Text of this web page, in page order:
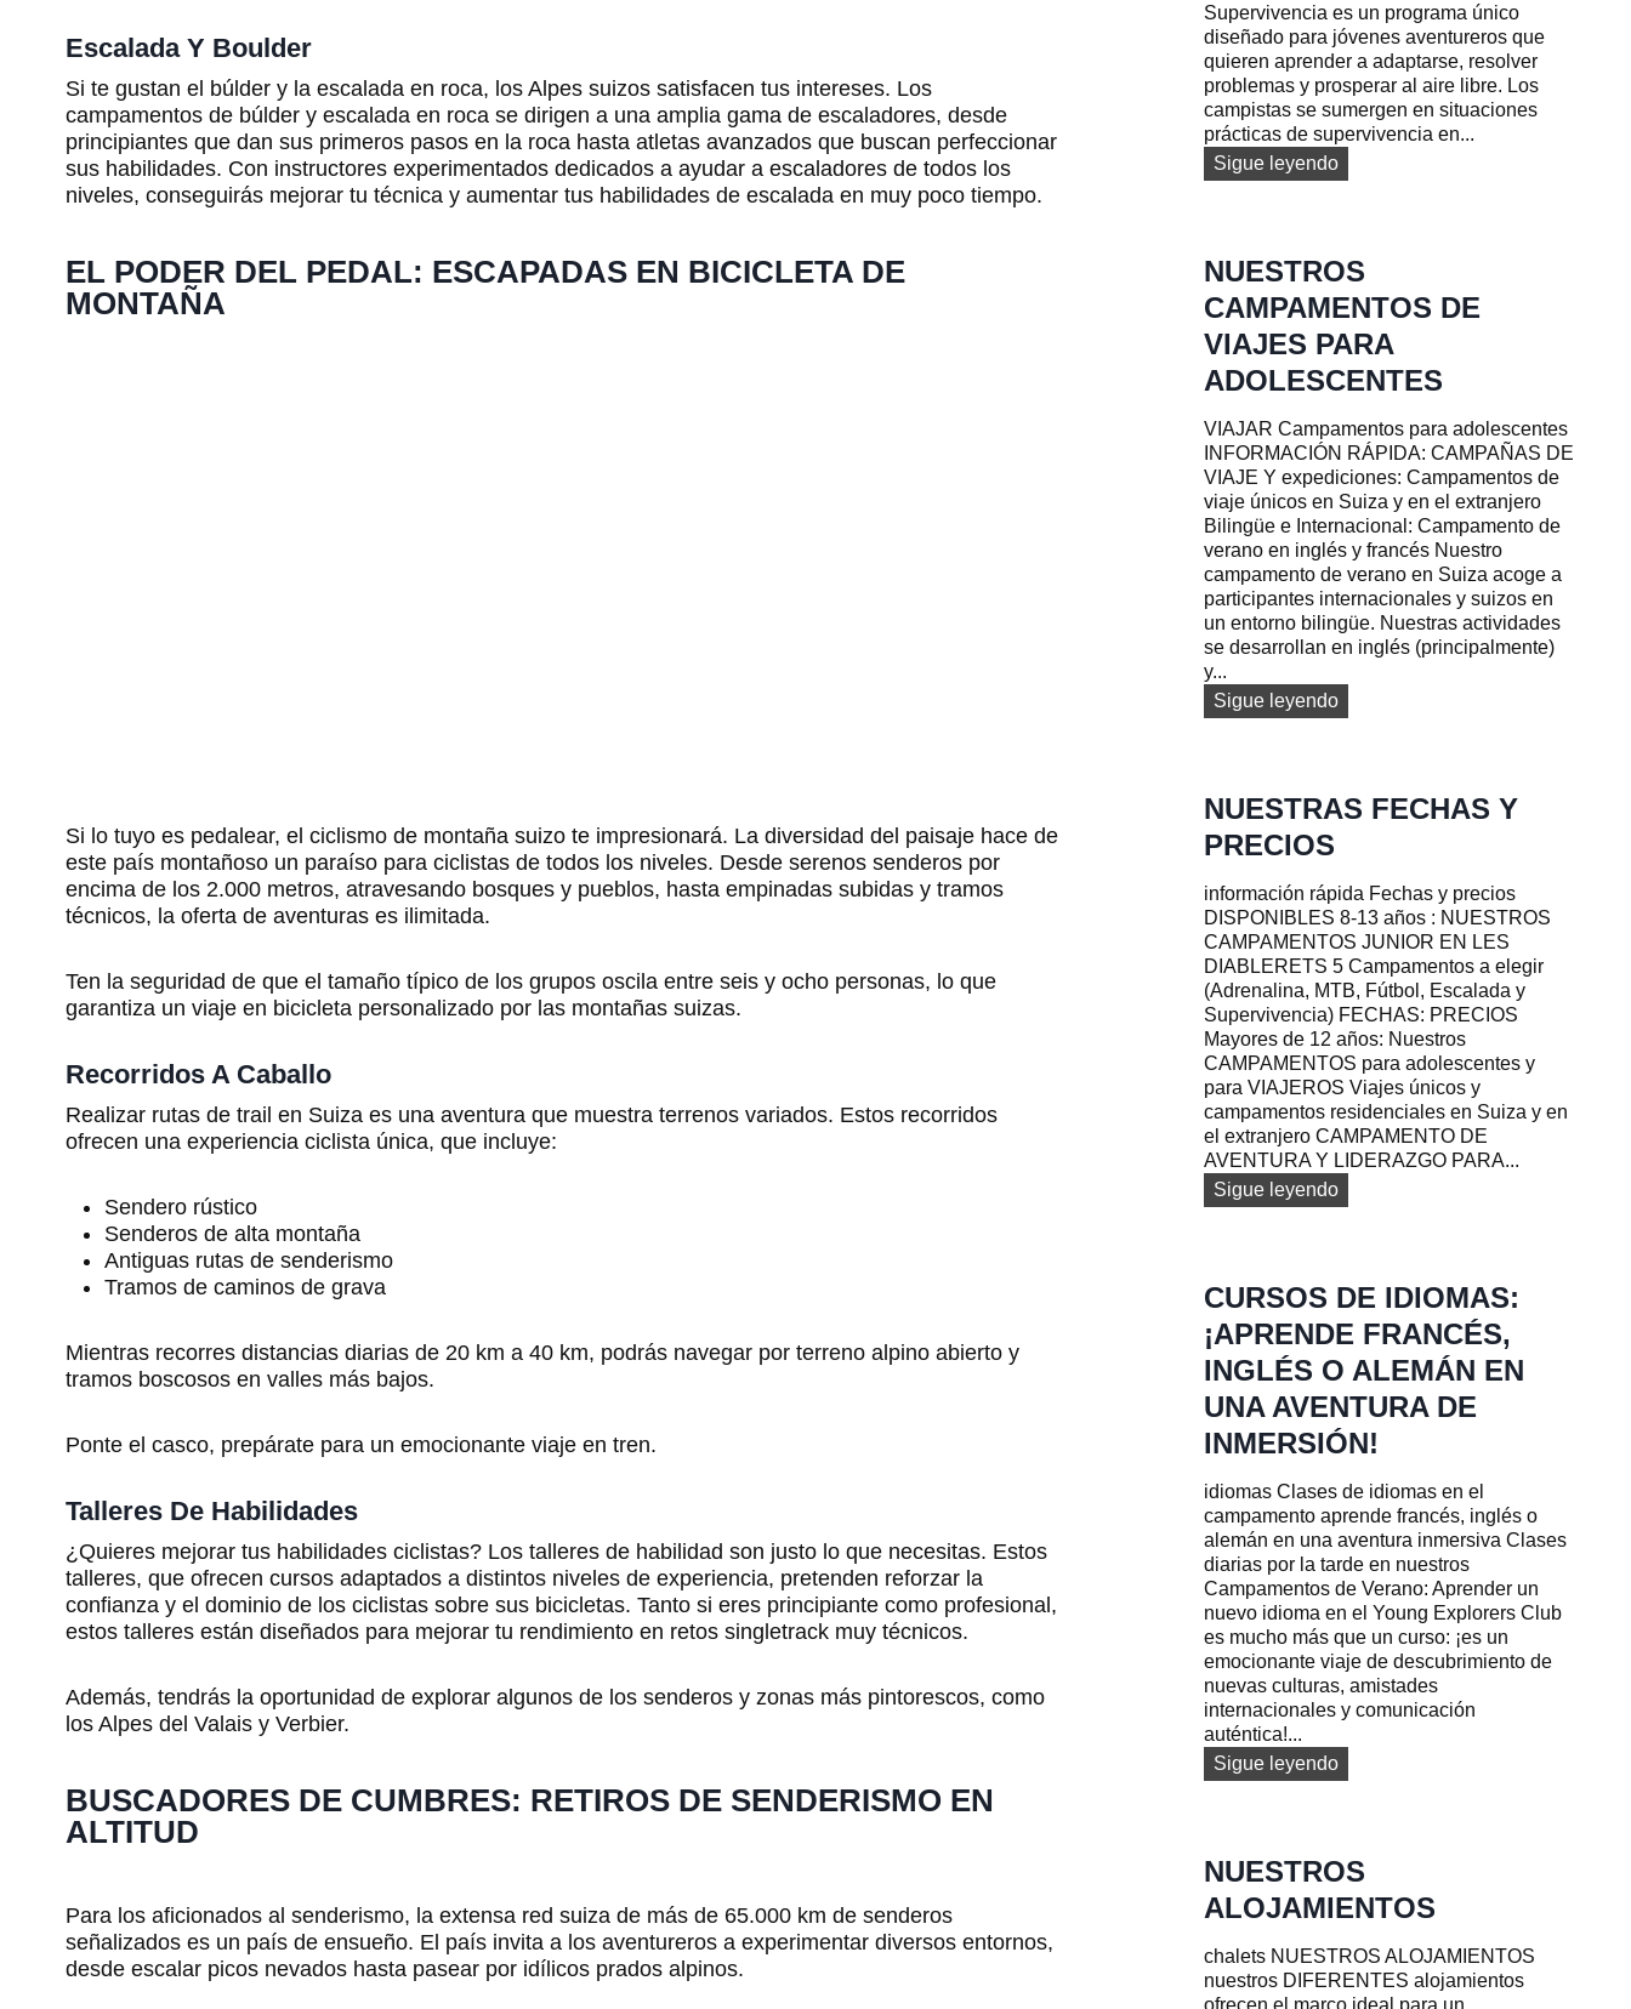
Escalada Y Boulder
Si te gustan el búlder y la escalada en roca, los Alpes suizos satisfacen tus intereses. Los
campamentos de búlder y escalada en roca se dirigen a una amplia gama de escaladores, desde
principiantes que dan sus primeros pasos en la roca hasta atletas avanzados que buscan perfeccionar
sus habilidades. Con instructores experimentados dedicados a ayudar a escaladores de todos los
niveles, conseguirás mejorar tu técnica y aumentar tus habilidades de escalada en muy poco tiempo.
EL PODER DEL PEDAL: ESCAPADAS EN BICICLETA DE
MONTAÑA
Si lo tuyo es pedalear, el ciclismo de montaña suizo te impresionará. La diversidad del paisaje hace de
este país montañoso un paraíso para ciclistas de todos los niveles. Desde serenos senderos por
encima de los 2.000 metros, atravesando bosques y pueblos, hasta empinadas subidas y tramos
técnicos, la oferta de aventuras es ilimitada.
Ten la seguridad de que el tamaño típico de los grupos oscila entre seis y ocho personas, lo que
garantiza un viaje en bicicleta personalizado por las montañas suizas.
Recorridos A Caballo
Realizar rutas de trail en Suiza es una aventura que muestra terrenos variados. Estos recorridos
ofrecen una experiencia ciclista única, que incluye:
Sendero rústico
Senderos de alta montaña
Antiguas rutas de senderismo
Tramos de caminos de grava
Mientras recorres distancias diarias de 20 km a 40 km, podrás navegar por terreno alpino abierto y
tramos boscosos en valles más bajos.
Ponte el casco, prepárate para un emocionante viaje en tren.
Talleres De Habilidades
¿Quieres mejorar tus habilidades ciclistas? Los talleres de habilidad son justo lo que necesitas. Estos
talleres, que ofrecen cursos adaptados a distintos niveles de experiencia, pretenden reforzar la
confianza y el dominio de los ciclistas sobre sus bicicletas. Tanto si eres principiante como profesional,
estos talleres están diseñados para mejorar tu rendimiento en retos singletrack muy técnicos.
Además, tendrás la oportunidad de explorar algunos de los senderos y zonas más pintorescos, como
los Alpes del Valais y Verbier.
BUSCADORES DE CUMBRES: RETIROS DE SENDERISMO EN
ALTITUD
Para los aficionados al senderismo, la extensa red suiza de más de 65.000 km de senderos
señalizados es un país de ensueño. El país invita a los aventureros a experimentar diversos entornos,
desde escalar picos nevados hasta pasear por idílicos prados alpinos.
C
A
M
P
A
M
E
N
U
V
N
I
T
A
R
I
F
A
Supervivencia es un programa único
diseñado para jóvenes aventureros que
quieren aprender a adaptarse, resolver
problemas y prosperar al aire libre. Los
campistas se sumergen en situaciones
prácticas de supervivencia en...
Sigue leyendoC
A
A
M
E
N
T
O
E
V
E
R
A
N
O
D
E
S
P
E
V
C
I
A
E
N
S
U
I
Z
A
NUESTROS
CAMPAMENTOS DE
VIAJES PARA
ADOLESCENTES
VIAJAR Campamentos para adolescentes
INFORMACIÓN RÁPIDA: CAMPAÑAS DE
VIAJE Y expediciones: Campamentos de
viaje únicos en Suiza y en el extranjero
Bilingüe e Internacional: Campamento de
verano en inglés y francés Nuestro
campamento de verano en Suiza acoge a
participantes internacionales y suizos en
un entorno bilingüe. Nuestras actividades
se desarrollan en inglés (principalmente)
y...
Sigue leyendoN
u
t
r
c
a
m
p
a
m
e
n
t
o
s
d
e
V
E
S
a
r
a
a
o
l
e
s
c
e
n
t
e
s
NUESTRAS FECHAS Y
PRECIOS
información rápida Fechas y precios
DISPONIBLES 8-13 años : NUESTROS
CAMPAMENTOS JUNIOR EN LES
DIABLERETS 5 Campamentos a elegir
(Adrenalina, MTB, Fútbol, Escalada y
Supervivencia) FECHAS: PRECIOS
Mayores de 12 años: Nuestros
CAMPAMENTOS para adolescentes y
para VIAJEROS Viajes únicos y
campamentos residenciales en Suiza y en
el extranjero CAMPAMENTO DE
AVENTURA Y LIDERAZGO PARA...
Sigue leyendoN
u
t
r
a
s
f
e
c
h
s
y
p
r
e
c
i
o
s
CURSOS DE IDIOMAS:
¡APRENDE FRANCÉS,
INGLÉS O ALEMÁN EN
UNA AVENTURA DE
INMERSIÓN!
idiomas Clases de idiomas en el
campamento aprende francés, inglés o
alemán en una aventura inmersiva Clases
diarias por la tarde en nuestros
Campamentos de Verano: Aprender un
nuevo idioma en el Young Explorers Club
es mucho más que un curso: ¡es un
emocionante viaje de descubrimiento de
nuevas culturas, amistades
internacionales y comunicación
auténtica!...
Sigue leyendoC
u
o
s
d
i
d
i
NUESTROS
ALOJAMIENTOS
chalets NUESTROS ALOJAMIENTOS
nuestros DIFERENTES alojamientos
ofrecen el marco ideal para un